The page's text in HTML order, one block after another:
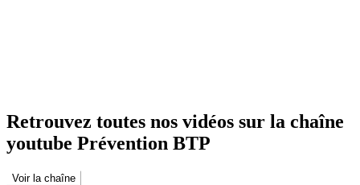
Retrouvez toutes nos vidéos sur la chaîne
youtube Prévention BTP
Voir la chaîne